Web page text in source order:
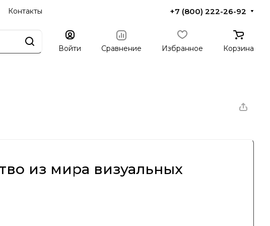
Контакты +7 (800) 222-26-92
Войти Сравнение Избранное Корзина
из мира визуальных
в США, который специализируется на